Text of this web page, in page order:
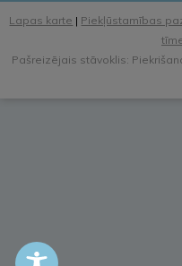
Lapas karte | Piekļūstamības
Pašreizējais stāvoklis: